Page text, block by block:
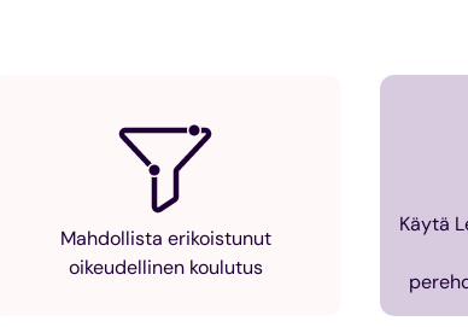
Mahdollista erikoistunut
oikeudellinen koulutus
Käytä